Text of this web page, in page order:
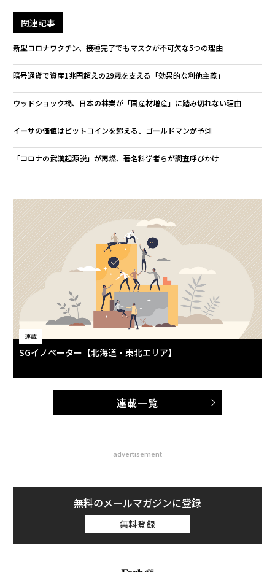
関連記事
新型コロナワクチン、接種完了でもマスクが不可欠な5つの理由
暗号通貨で資産1兆円超えの29歳を支える「効果的な利他主義」
ウッドショック禍、日本の林業が「国産材増産」に踏み切れない理由
イーサの価値はビットコインを超える、ゴールドマンが予測
「コロナの武漢起源説」が再燃、著名科学者らが調査呼びかけ
連載
SGイノベーター【北海道・東北エリア】
連載一覧
advertisement
無料のメールマガジンに登録
無料登録